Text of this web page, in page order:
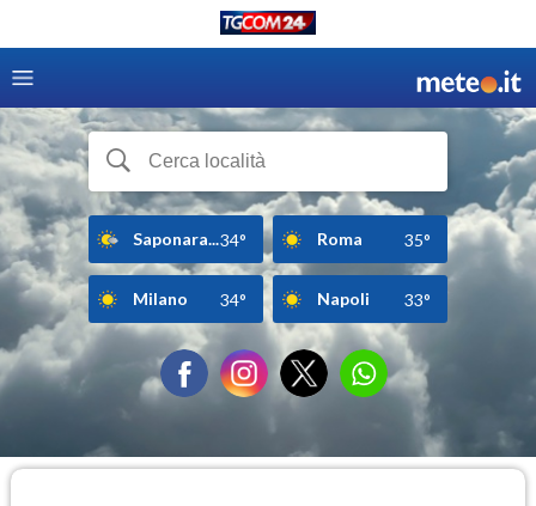
Saponara...34° Roma 35°
Milano 34° Napoli 33°